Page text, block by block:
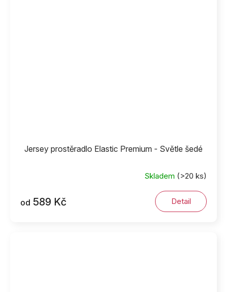
Jersey prostěradlo Elastic Premium - Světle šedé
Skladem (>20 ks)
od 589 Kč Detail